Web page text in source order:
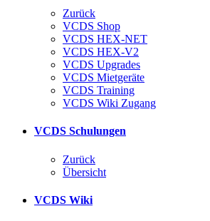
Zurück
VCDS Shop
VCDS HEX-NET
VCDS HEX-V2
VCDS Upgrades
VCDS Mietgeräte
VCDS Training
VCDS Wiki Zugang
VCDS Schulungen
Zurück
Übersicht
VCDS Wiki